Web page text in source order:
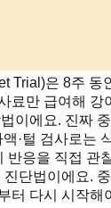
Trial)은 8주 동
료만 급여해 강
이에요. 진짜
·털 검사로는
응을 직접 관
단법이에요.
터 다시 시작해